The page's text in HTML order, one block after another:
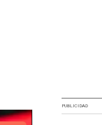
PUBLICIDAD